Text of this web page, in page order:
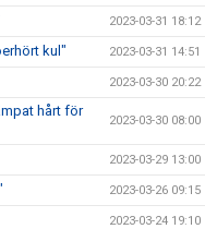
2023-03-31 18:12
kul" 2023-03-31 14:51
2023-03-30 20:22
hårt för
2023-03-30 08:00
2023-03-29 13:00
2023-03-26 09:15
2023-03-24 19:10